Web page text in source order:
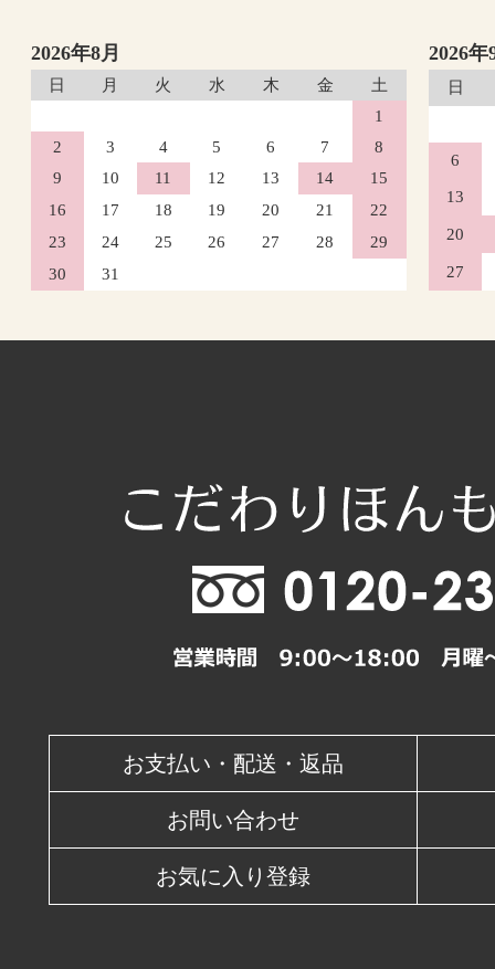
2026年8月
日 月 火 水 木 金
土
1
2
3 4 5 6 7
8
9
10 11 12 13 14
15
16
17 18 19 20 21
22
23
24 25 26 27 28
29
30
31
2026年
日
6
13
20
27
12 13 14 15
25 26 27 29
お支払い・配送・返品
お問い合わせ
お気に入り登録